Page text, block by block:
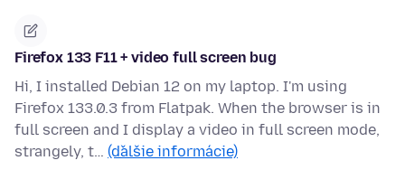
Firefox 133 F11 + video full screen bug
Hi, I installed Debian 12 on my laptop. I'm using
Firefox 133.0.3 from Flatpak. When the browser is in
full screen and I display a video in full screen mode,
strangely, t… (ďalšie informácie)